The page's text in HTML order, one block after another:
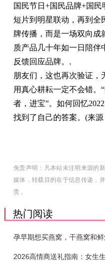
国民节日+国民品牌+国
短片到明星联动，再到全
牌传播，而是一场双向成
质产品几十年如一日陪伴
反馈回应品牌。 ,
朋友们，这也再次验证，
用真心耕耘一定不会错。
者，进宝”。如何回忆
找到了自己的答案。(来源
免责声明：凡本站未注明来源的
媒体，转载目的在于信息传递，
责 。
热门阅读